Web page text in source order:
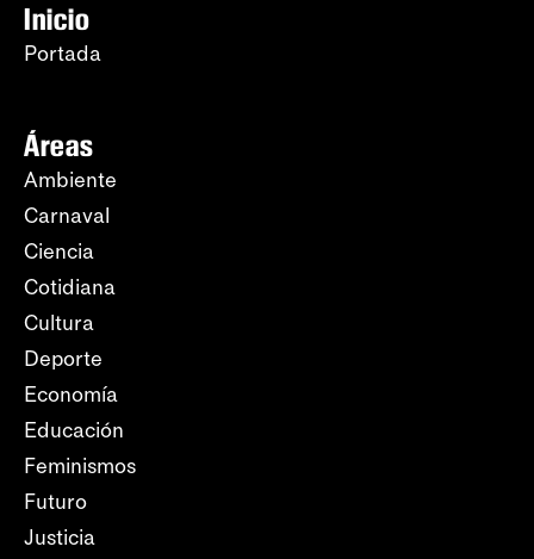
Inicio
Portada
Áreas
Ambiente
Carnaval
Ciencia
Cotidiana
Cultura
Deporte
Economía
Educación
Feminismos
Futuro
Justicia